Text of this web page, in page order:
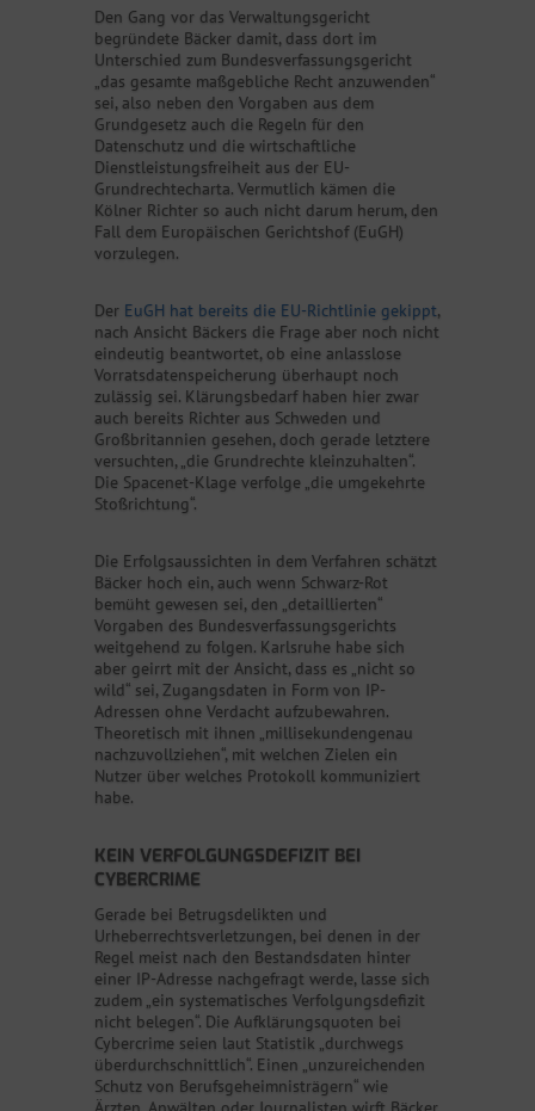
Den Gang vor das Verwaltungsgericht
begründete Bäcker damit, dass dort im
Unterschied zum Bundesverfassungsgericht
„das gesamte maßgebliche Recht anzuwenden“
sei, also neben den Vorgaben aus dem
Grundgesetz auch die Regeln für den
Datenschutz und die wirtschaftliche
Dienstleistungsfreiheit aus der EU-
Grundrechtecharta. Vermutlich kämen die
Kölner Richter so auch nicht darum herum, den
Fall dem Europäischen Gerichtshof (EuGH)
vorzulegen.
Der EuGH hat bereits die EU-Richtlinie gekippt,
nach Ansicht Bäckers die Frage aber noch nicht
eindeutig beantwortet, ob eine anlasslose
Vorratsdatenspeicherung überhaupt noch
zulässig sei. Klärungsbedarf haben hier zwar
auch bereits Richter aus Schweden und
Großbritannien gesehen, doch gerade letztere
versuchten, „die Grundrechte kleinzuhalten“.
Die Spacenet-Klage verfolge „die umgekehrte
Stoßrichtung“.
Die Erfolgsaussichten in dem Verfahren schätzt
Bäcker hoch ein, auch wenn Schwarz-Rot
bemüht gewesen sei, den „detaillierten“
Vorgaben des Bundesverfassungsgerichts
weitgehend zu folgen. Karlsruhe habe sich
aber geirrt mit der Ansicht, dass es „nicht so
wild“ sei, Zugangsdaten in Form von IP-
Adressen ohne Verdacht aufzubewahren.
Theoretisch mit ihnen „millisekundengenau
nachzuvollziehen“, mit welchen Zielen ein
Nutzer über welches Protokoll kommuniziert
habe.
KEIN VERFOLGUNGSDEFIZIT BEI
CYBERCRIME
Gerade bei Betrugsdelikten und
Urheberrechtsverletzungen, bei denen in der
Regel meist nach den Bestandsdaten hinter
einer IP-Adresse nachgefragt werde, lasse sich
zudem „ein systematisches Verfolgungsdefizit
nicht belegen“. Die Aufklärungsquoten bei
Cybercrime seien laut Statistik „durchwegs
überdurchschnittlich“. Einen „unzureichenden
Schutz von Berufsgeheimnisträgern“ wie